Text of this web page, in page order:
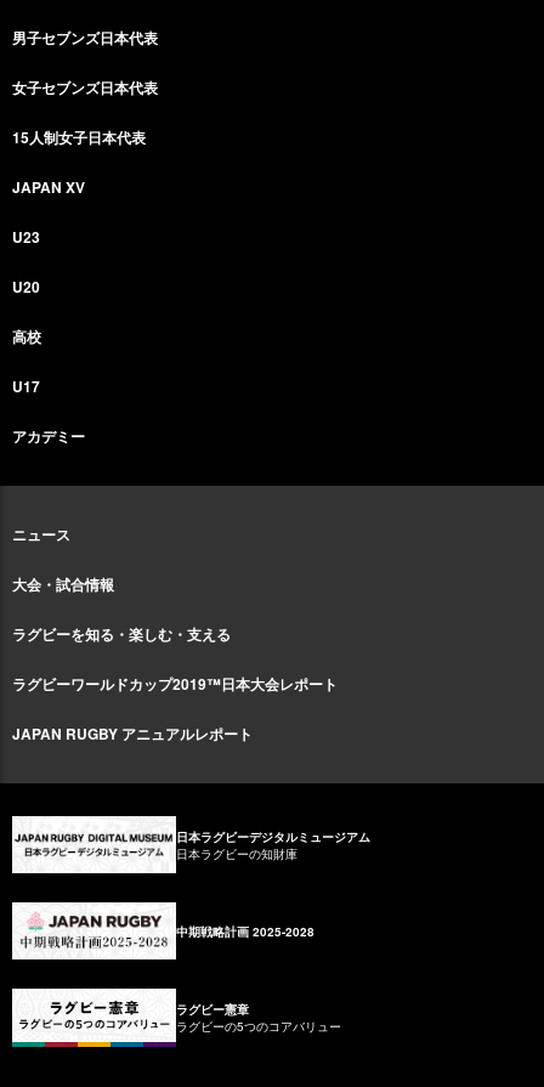
男子セブンズ日本代表
女子セブンズ日本代表
15人制女子日本代表
JAPAN XV
U23
U20
高校
U17
アカデミー
ニュース
大会・試合情報
ラグビーを知る・楽しむ・支える
ラグビーワールドカップ2019™日本大会レポート
JAPAN RUGBY アニュアルレポート
日本ラグビーデジタルミュージアム
日本ラグビーの知財庫
中期戦略計画 2025-2028
ラグビー憲章
ラグビーの5つのコアバリュー